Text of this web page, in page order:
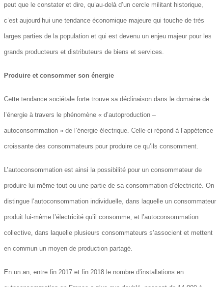
peut que le constater et dire, qu’au-delà d’un cercle militant historique,
c’est aujourd’hui une tendance économique majeure qui touche de très
larges parties de la population et qui est devenu un enjeu majeur pour les
grands producteurs et distributeurs de biens et services.
Produire et consommer son énergie
Cette tendance sociétale forte trouve sa déclinaison dans le domaine de
l’énergie à travers le phénomène « d’autoproduction –
autoconsommation » de l’énergie électrique. Celle-ci répond à l’appétence
croissante des consommateurs pour produire ce qu’ils consomment.
L’autoconsommation est ainsi la possibilité pour un consommateur de
produire lui-même tout ou une partie de sa consommation d’électricité. On
distingue l’autoconsommation individuelle, dans laquelle un consommateur
produit lui-même l’électricité qu’il consomme, et l’autoconsommation
collective, dans laquelle plusieurs consommateurs s’associent et mettent
en commun un moyen de production partagé.
En un an, entre fin 2017 et fin 2018 le nombre d’installations en